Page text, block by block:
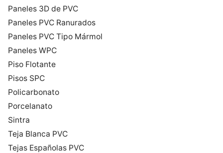
Paneles 3D de PVC
Paneles PVC Ranurados
Paneles PVC Tipo Mármol
Paneles WPC
Piso Flotante
Pisos SPC
Policarbonato
Porcelanato
Sintra
Teja Blanca PVC
Tejas Españolas PVC